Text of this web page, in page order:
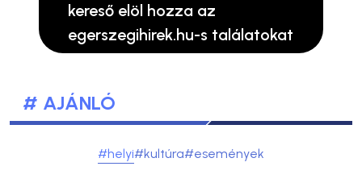
kereső elöl hozza az
egerszegihirek.hu-s találatokat
# AJÁNLÓ
#helyi#kultúra#események